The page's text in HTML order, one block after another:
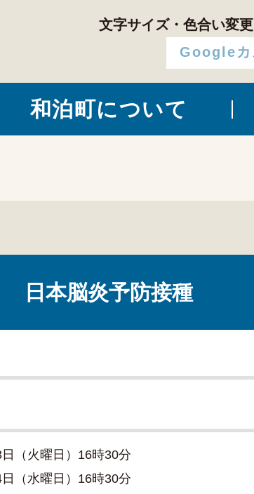
文字サイズ・色合い変更
和泊町について
日本脳炎予防接種
（火曜日）16時30分
（水曜日）16時30分